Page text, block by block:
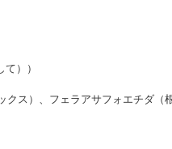
））
クス）、フェラアサフォエチダ（